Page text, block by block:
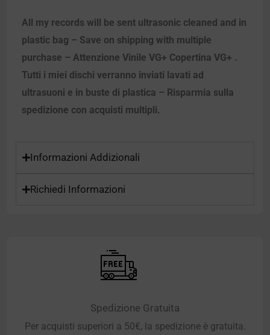
All my records will be sent ultrasonic cleaned and in
plastic bag – Save on shipping with multiple
purchase – Attenzione Vinile VG+ Copertina VG+ .
Tutti i miei dischi verranno inviati lavati ad
ultrasuoni e in buste di plastica – Risparmia sulla
spedizione con acquisti multipli.
Informazioni Addizionali
Richiedi Informazioni
Spedizione Gratuita
Per acquisti superiori a 50€, la spedizione è gratuita.